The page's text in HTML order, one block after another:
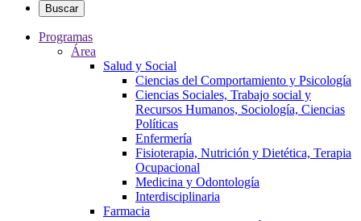
Buscar
Programas
Área
Salud y Social
Ciencias del Comportamiento y Psicología
Ciencias Sociales, Trabajo social y
Recursos Humanos, Sociología, Ciencias
Políticas
Enfermería
Fisioterapia, Nutrición y Dietética, Terapia
Ocupacional
Medicina y Odontología
Interdisciplinaria
Farmacia